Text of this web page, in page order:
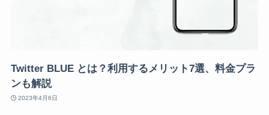
Twitter BLUE とは？利用するメリット7選、料金プラ
ンも解説
2023年4月6日